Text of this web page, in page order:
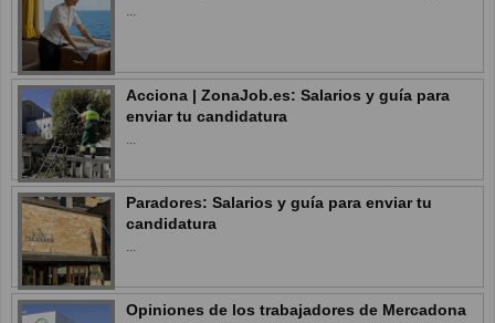
...
Acciona | ZonaJob.es: Salarios y guía para
enviar tu candidatura
...
Paradores: Salarios y guía para enviar tu
candidatura
...
Opiniones de los trabajadores de Mercadona